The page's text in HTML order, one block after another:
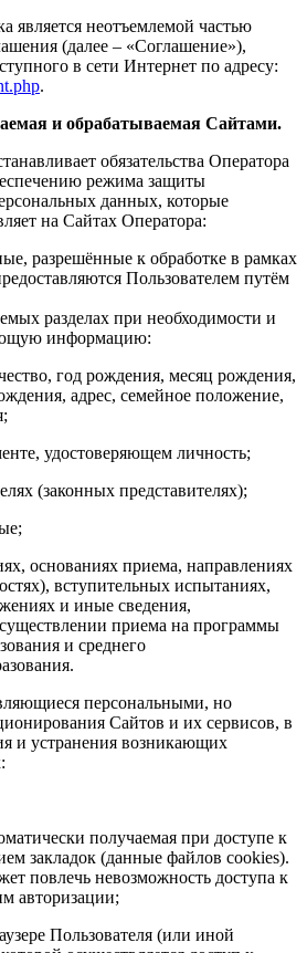
является неотъемлемой частью
(далее – «Соглашение»),
в сети Интернет по адресу:
.
и обрабатываемая Сайтами.
обязательства Оператора
режима защиты
данных, которые
на Сайтах Оператора:
разрешённые к обработке в рамках
Пользователем путём
разделах при необходимости и
информацию:
год рождения, месяц рождения,
адрес, семейное положение,
удостоверяющем личность;
(законных представителях);
основаниях приема, направлениях
вступительных испытаниях,
и иные сведения,
приема на программы
и среднего
персональными, но
Сайтов и их сервисов, в
и устранения возникающих
получаемая при доступе к
закладок (данные файлов cookies).
повлечь невозможность доступа к
авторизации;
Пользователя (или иной